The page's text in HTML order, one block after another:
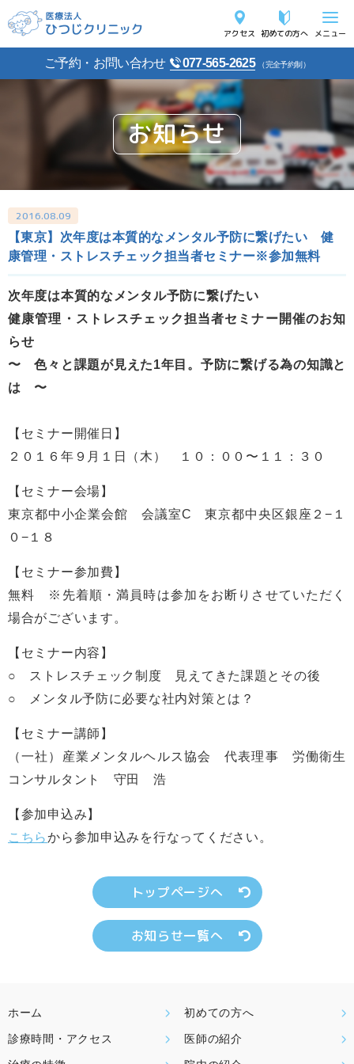
アクセス 初めての方へ メニュー
ご予約・お問い合わせ 077-565-2625 （完全予約制）
お知らせ
2016.08.09
【東京】次年度は本質的なメンタル予防に繋げたい 健
康管理・ストレスチェック担当者セミナー※参加無料
次年度は本質的なメンタル予防に繋げたい
健康管理・ストレスチェック担当者セミナー開催のお知
らせ
〜 色々と課題が見えた1年目。予防に繋げる為の知識と
は 〜
【セミナー開催日】
２０１６年９月１日（木） １０：００〜１１：３０
【セミナー会場】
東京都中小企業会館 会議室C 東京都中央区銀座２−１
０−１８
【セミナー参加費】
無料 ※先着順・満員時は参加をお断りさせていただく
場合がございます。
【セミナー内容】
○ ストレスチェック制度 見えてきた課題とその後
○ メンタル予防に必要な社内対策とは？
【セミナー講師】
（一社）産業メンタルヘルス協会 代表理事 労働衛生
コンサルタント 守田 浩
【参加申込み】
こちらから参加申込みを行なってください。
トップページへ
お知らせ一覧へ
ホーム 初めての方へ
診療時間・アクセス 医師の紹介